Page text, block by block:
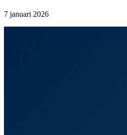
7 januari 2026